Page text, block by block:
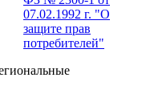
07.02.1992 г. "О
защите прав
потребителей"